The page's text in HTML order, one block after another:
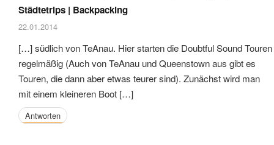
Städtetrips | Backpacking
22.01.2014
[…] südlich von TeAnau. Hier starten die Doubtful Sound Touren
regelmäßig (Auch von TeAnau und Queenstown aus gibt es
Touren, die dann aber etwas teurer sind). Zunächst wird man
mit einem kleineren Boot […]
Antworten